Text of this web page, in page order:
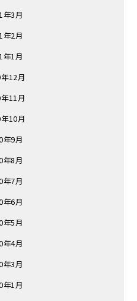
年3月
年2月
年1月
12月
11月
10月
年9月
年8月
年7月
年6月
年5月
年4月
年3月
年1月